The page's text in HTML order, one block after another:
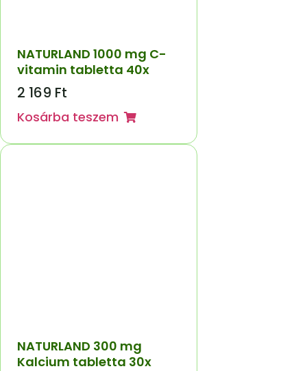
NATURLAND 1000 mg C-
vitamin tabletta 40x
2 169 Ft
Kosárba teszem
NATURLAND 300 mg
Kalcium tabletta 30x